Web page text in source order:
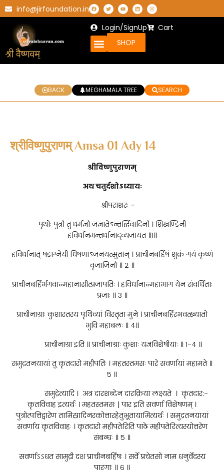
info@jirfoundation.in
Login/SignUp
Cart
SHOP
BACK MEGHAMALA TREE SEARCH
श्रीविष्णुपुराणम् Amsa 01 Ady 14
श्रीविष्णुपुराणम्
अथ चतुर्दशोऽध्यायः
श्रीपराशरः –
पृथोः पुत्रौ तु धर्मज्ञौ जज्ञातेऽन्तर्द्धिवादिनौ । शिखण्डिनी
हविर्धानमन्तर्धानाद्व्यजायत ॥१॥
हविर्धानात् षडाग्नेयी धिषणाऽजनयत्सुतान् । प्राचीनबर्हिषं शुक्रं गयं कृष्णं
वृजाजिनौ ॥ २ ॥
प्राचीनबर्हिर्भगवान्महानासीत्प्रजापतिः । हविर्धानान्महाभाग येन संवर्धिताः
प्रजाः ॥ ३ ॥
प्राचीनाग्राः कुशास्तस्य पृथिव्यां विस्तृता मुने । प्राचीनबर्हिरभवत्ख्यातो
भुवि महाबलः ॥ ४॥
प्राचीनाग्रा इति ॥ प्राचीनाग्राः कुशाः यज्ञविशेषीयाः ॥ १-४ ॥
समुद्रतनयायां तु कृतदारो महीपतिः । महतस्तमसः पारे सवर्णायां महामते ॥
५ ॥
समुद्रेत्यादि । अत्र दारशब्देन दारक्रिया लक्ष्यते । कृतदार:-
कृतविवाह इत्यर्थः । महतस्तमसः | पार इति सवर्णा विशेषणम् ।
पुत्रोत्पत्तिद्वारेण तामिस्रादिनरकोत्तारहेतुभूतायामित्यर्थः । समुद्रतनयायां
सवर्णाय कृतविवाहः । कृतदारो महीपतेरिति पाठे महीपतेरित्यस्योत्तरेण
संबन्धः ॥ ५ ॥
सवर्णाऽऽधत सामुद्री दश प्राचीनबर्हिषः । सर्वे प्रचेतसो नाम धनुर्वेदस्य
पारगाः ॥ ६ ॥